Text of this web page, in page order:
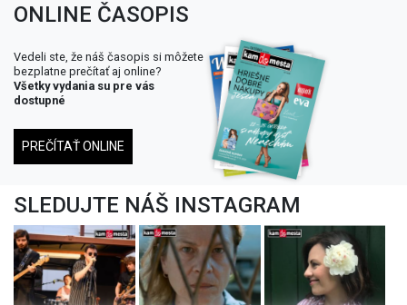
ONLINE ČASOPIS
Vedeli ste, že náš časopis si môžete
bezplatne prečítať aj online?
Všetky vydania su pre vás
dostupné
PREČÍTAŤ ONLINE
SLEDUJTE NÁŠ INSTAGRAM